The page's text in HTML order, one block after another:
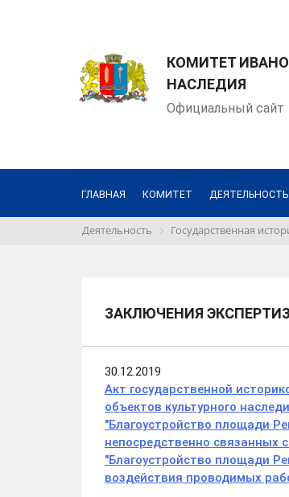
КОМИТЕТ
НАСЛЕДИЯ
Официальный сайт
ГЛАВНАЯ КОМИТЕТ ДЕЯТЕЛЬНОСТЬ
Деятельность Государственная
ЗАКЛЮЧЕНИЯ
30.12.2019
Акт государственной
объектов культурного
"Благоустройство площади
непосредственно связанных
"Благоустройство площади
воздействия проводимых